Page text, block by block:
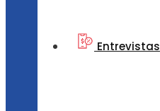
Entrevistas